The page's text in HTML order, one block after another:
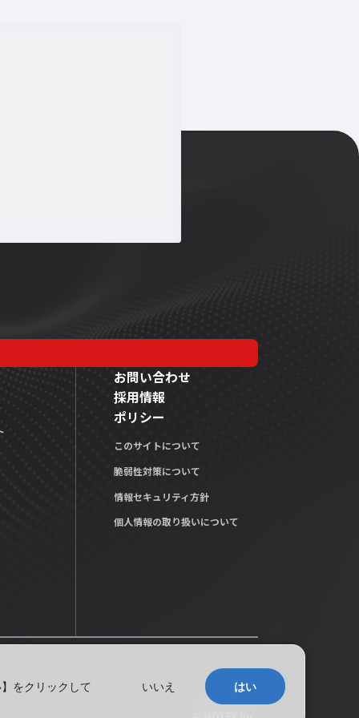
お問い合わせ
採用情報
ポリシー
このサイトについて
脆弱性対策について
情報セキュリティ方針
個人情報の取り扱いについて
をクリックして いいえ はい